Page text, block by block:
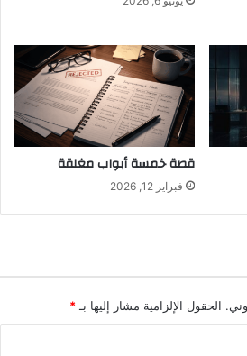
قصة خمسة أبواب مغلقة
فبراير 12, 2026
الحقول الإلزامية مشار إليها بـ*